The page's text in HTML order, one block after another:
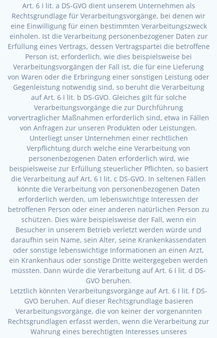
Art. 6 I lit. a DS-GVO dient unserem Unternehmen als
Rechtsgrundlage für Verarbeitungsvorgänge, bei denen wir
eine Einwilligung für einen bestimmten Verarbeitungszweck
einholen. Ist die Verarbeitung personenbezogener Daten zur
Erfüllung eines Vertrags, dessen Vertragspartei die betroffene
Person ist, erforderlich, wie dies beispielsweise bei
Verarbeitungsvorgängen der Fall ist, die für eine Lieferung
von Waren oder die Erbringung einer sonstigen Leistung oder
Gegenleistung notwendig sind, so beruht die Verarbeitung
auf Art. 6 I lit. b DS-GVO. Gleiches gilt für solche
Verarbeitungsvorgänge die zur Durchführung
vorvertraglicher Maßnahmen erforderlich sind, etwa in Fällen
von Anfragen zur unseren Produkten oder Leistungen.
Unterliegt unser Unternehmen einer rechtlichen
Verpflichtung durch welche eine Verarbeitung von
personenbezogenen Daten erforderlich wird, wie
beispielsweise zur Erfüllung steuerlicher Pflichten, so basiert
die Verarbeitung auf Art. 6 I lit. c DS-GVO. In seltenen Fällen
könnte die Verarbeitung von personenbezogenen Daten
erforderlich werden, um lebenswichtige Interessen der
betroffenen Person oder einer anderen natürlichen Person zu
schützen. Dies wäre beispielsweise der Fall, wenn ein
Besucher in unserem Betrieb verletzt werden würde und
daraufhin sein Name, sein Alter, seine Krankenkassendaten
oder sonstige lebenswichtige Informationen an einen Arzt,
ein Krankenhaus oder sonstige Dritte weitergegeben werden
müssten. Dann würde die Verarbeitung auf Art. 6 I lit. d DS-
GVO beruhen.
Letztlich könnten Verarbeitungsvorgänge auf Art. 6 I lit. f DS-
GVO beruhen. Auf dieser Rechtsgrundlage basieren
Verarbeitungsvorgänge, die von keiner der vorgenannten
Rechtsgrundlagen erfasst werden, wenn die Verarbeitung zur
Wahrung eines berechtigten Interesses unseres